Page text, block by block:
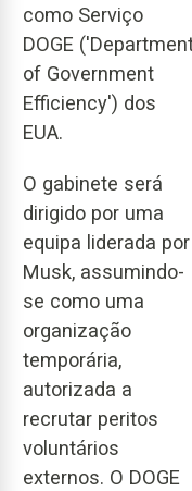
como Serviço
DOGE
of Government
Efficiency') dos
EUA.
O gabinete será
dirigido por uma
equipa liderada por
Musk, assumindo-
se como uma
organização
temporária,
autorizada a
recrutar peritos
voluntários
externos. O DOGE